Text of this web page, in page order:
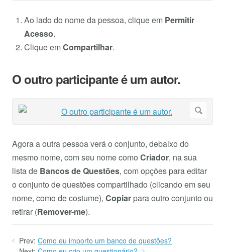
Ao lado do nome da pessoa, clique em Permitir
Acesso.
Clique emCompartilhar.
O outro participante é um autor.
Agora a outra pessoa verá o conjunto, debaixo do
mesmo nome, com seu nome como Criador, na sua
lista de Bancos de Questões, com opções para editar
o conjunto de questões compartilhado (clicando em seu
nome, como de costume), Copiar para outro conjunto ou
retirar (Remover-me).
Prev: Como eu importo um banco de questões?